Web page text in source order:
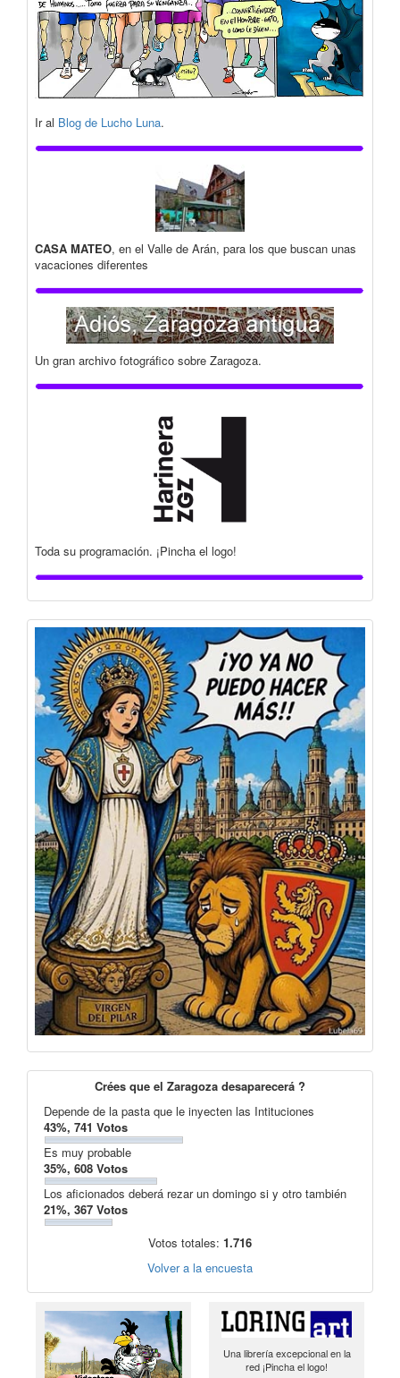
Ir al Blog de Lucho Luna.
CASA MATEO, en el Valle de Arán, para los que buscan unas
vacaciones diferentes
Un gran archivo fotográfico sobre Zaragoza.
Toda su programación. ¡Pincha el logo!
Crées que el Zaragoza desaparecerá ?
Depende de la pasta que le inyecten las Intituciones
43%, 741 Votos
Es muy probable
35%, 608 Votos
Los aficionados deberá rezar un domingo si y otro también
21%, 367 Votos
Votos totales: 1.716
Volver a la encuesta
Una librería excepcional en la
red ¡Pincha el logo!